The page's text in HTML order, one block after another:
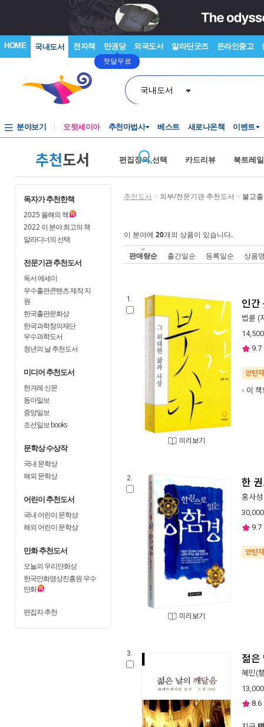
HOME 국내도서 전자책 만권당
첫달무료
외국도서 알라딘굿즈 온라인중고
국내도서
분야보기 오뒷세이아 추천마법사 베스트 새로나온책 이벤트
추천도서 편집장의 선택 카드리뷰 북트레
독자가 추천한책
2025올해의 책
2022이 분야 최고의 책
알라디너의 선택
전문기관 추천도서
독서 에세이
우수출판콘텐츠 제작 지
원
한국출판문화상
한국과학창의재단
우수과학도서
청년의 날 추천도서
미디어 추천도서
한겨레 신문
동아일보
중앙일보
조선일보 books
문학상 수상작
국내 문학상
해외 문학상
어린이 추천도서
국내 어린이 문학상
해외 어린이 문학상
만화 추천도서
오늘의 우리만화상
한국만화영상진흥원 우수
만화
편집자 추천
추천도서 > 외부/전문기관 추천도서 > 불교
이 분야에 20개의 상품이 있습니다.
판매량순 출간일순 등록일순 상품
1.
미리보기
인간
법륜 (
14,500
9.7
양탄
이
2.
미리보기
한
홍사성
30,000
9.7
양탄
3. 젊은
혜민(
13,000
8.6